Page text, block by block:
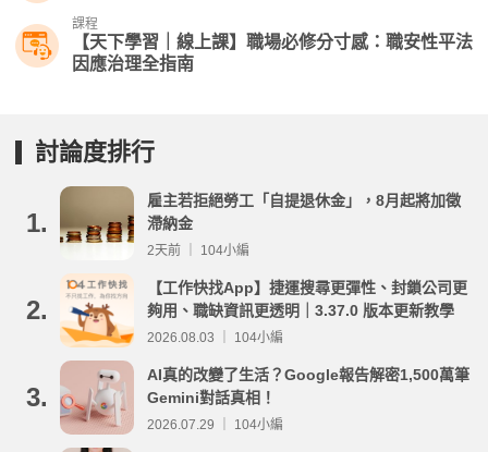
課程
【天下學習｜線上課】職場必修分寸感：職安性平法
因應治理全指南
討論度排行
1.
雇主若拒絕勞工「自提退休金」，8月起將加徵
滯納金
2天前 ｜ 104小編
2.
【工作快找App】捷運搜尋更彈性、封鎖公司更
夠用、職缺資訊更透明｜3.37.0 版本更新教學
2026.08.03 ｜ 104小編
3.
AI真的改變了生活？Google報告解密1,500萬筆
Gemini對話真相！
2026.07.29 ｜ 104小編